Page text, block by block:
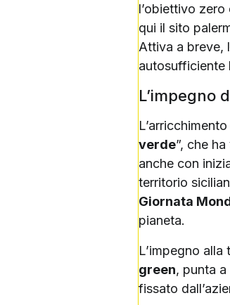
l’obiettivo
qui il sito
Attiva a breve,
autosufficiente
L’impegno
verde”, che
anche con
territorio
Giornata
pianeta.
L’impegno
green, punta
fissato